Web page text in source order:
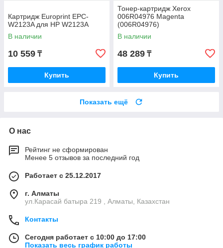
Картридж Europrint EPC-
W2123A для HP W2123A
В наличии
10 559 ₸
Купить
Тонер-картридж Xerox
006R04976 Magenta
(006R04976)
В наличии
48 289 ₸
Купить
Показать ещё
О нас
Рейтинг не сформирован
Менее 5 отзывов за последний год
Работает с 25.12.2017
г. Алматы
ул.Карасай батыра 219 , Алматы, Казахстан
Контакты
Сегодня работает с 10:00 до 17:00
Показать весь график работы